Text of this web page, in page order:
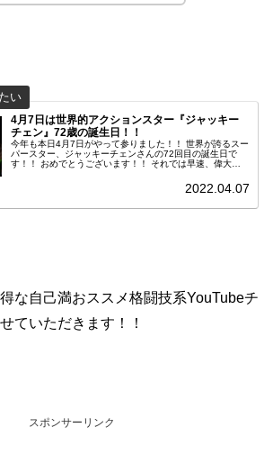
4月7日は世界的アクションスター『ジャッキー
チェン』72歳の誕生日！！
今年も本日4月7日がやって参りました！！ 世界が誇るスー
パースター、ジャッキーチェンさんの72回目の誕生日で
す！！ おめでとうございます！！ それでは早速、偉大な
2022.04.07
な自己満おススメ格闘技系YouTubeチ
ていただきます！！
スポンサーリンク